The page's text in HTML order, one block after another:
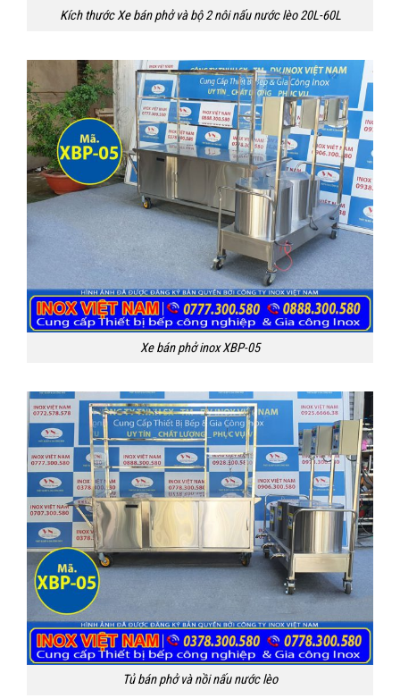
Kích thước Xe bán phở và bộ 2 nôi nấu nước lèo 20L-60L
Xe bán phở inox XBP-05
Tủ bán phở và nồi nấu nước lèo